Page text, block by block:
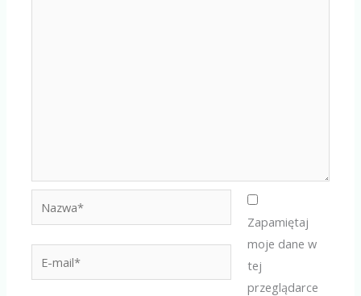
mail*
Zapamiętaj
moje dane w
tej
przeglądarce